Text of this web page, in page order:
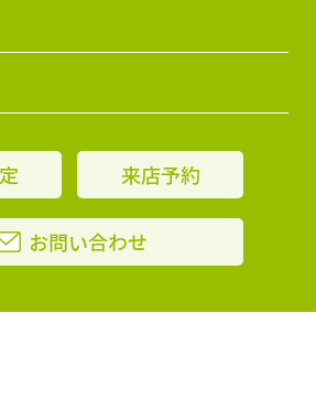
来店予約
お問い合わせ